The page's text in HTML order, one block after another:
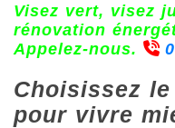
Visez vert, visez
rénovation
Appelez-nous.
Choisissez
pour vivre